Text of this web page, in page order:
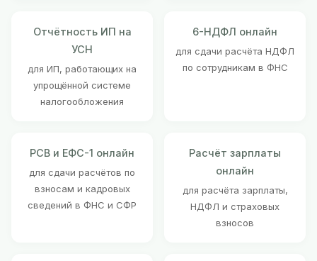
Отчётность ИП на
УСН
для ИП, работающих на
упрощённой системе
налогообложения
6-НДФЛ онлайн
для сдачи расчёта НДФЛ
по сотрудникам в ФНС
РСВ и ЕФС-1 онлайн
для сдачи расчётов по
взносам и кадровых
сведений в ФНС и СФР
Расчёт зарплаты
онлайн
для расчёта зарплаты,
НДФЛ и страховых
взносов